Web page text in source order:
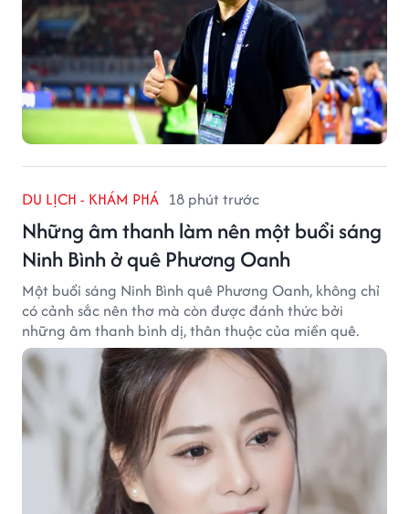
DU LỊCH - KHÁM PHÁ 18 phút trước
Những âm thanh làm nên một buổi sáng
Ninh Bình ở quê Phương Oanh
Một buổi sáng Ninh Bình quê Phương Oanh, không chỉ
có cảnh sắc nên thơ mà còn được đánh thức bởi
những âm thanh bình dị, thân thuộc của miền quê.